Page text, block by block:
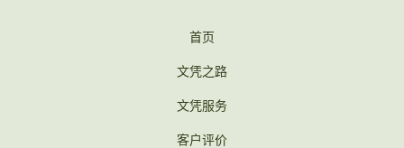
首页
文凭之路
文凭服务
客户评价